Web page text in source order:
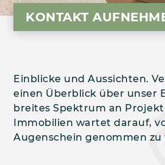
KONTAKT
Einblicke und Aussichten.
einen Überblick über unser
breites Spektrum an
Immobilien wartet darauf,
Augenschein genommen zu